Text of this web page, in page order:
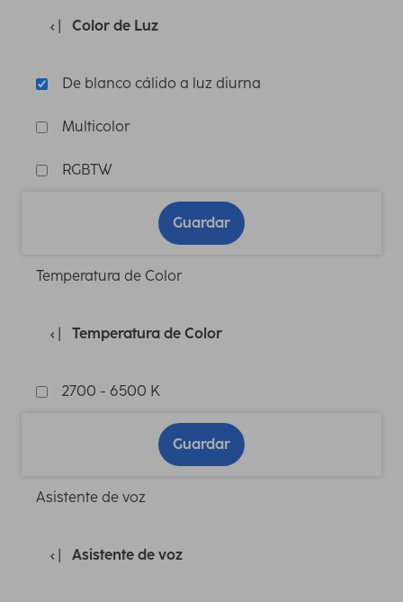
Color de Luz
De blanco cálido a luz diurna
Multicolor
RGBTW
Guardar
Temperatura de Color
Temperatura de Color
2700 - 6500 K
Guardar
Asistente de voz
Asistente de voz